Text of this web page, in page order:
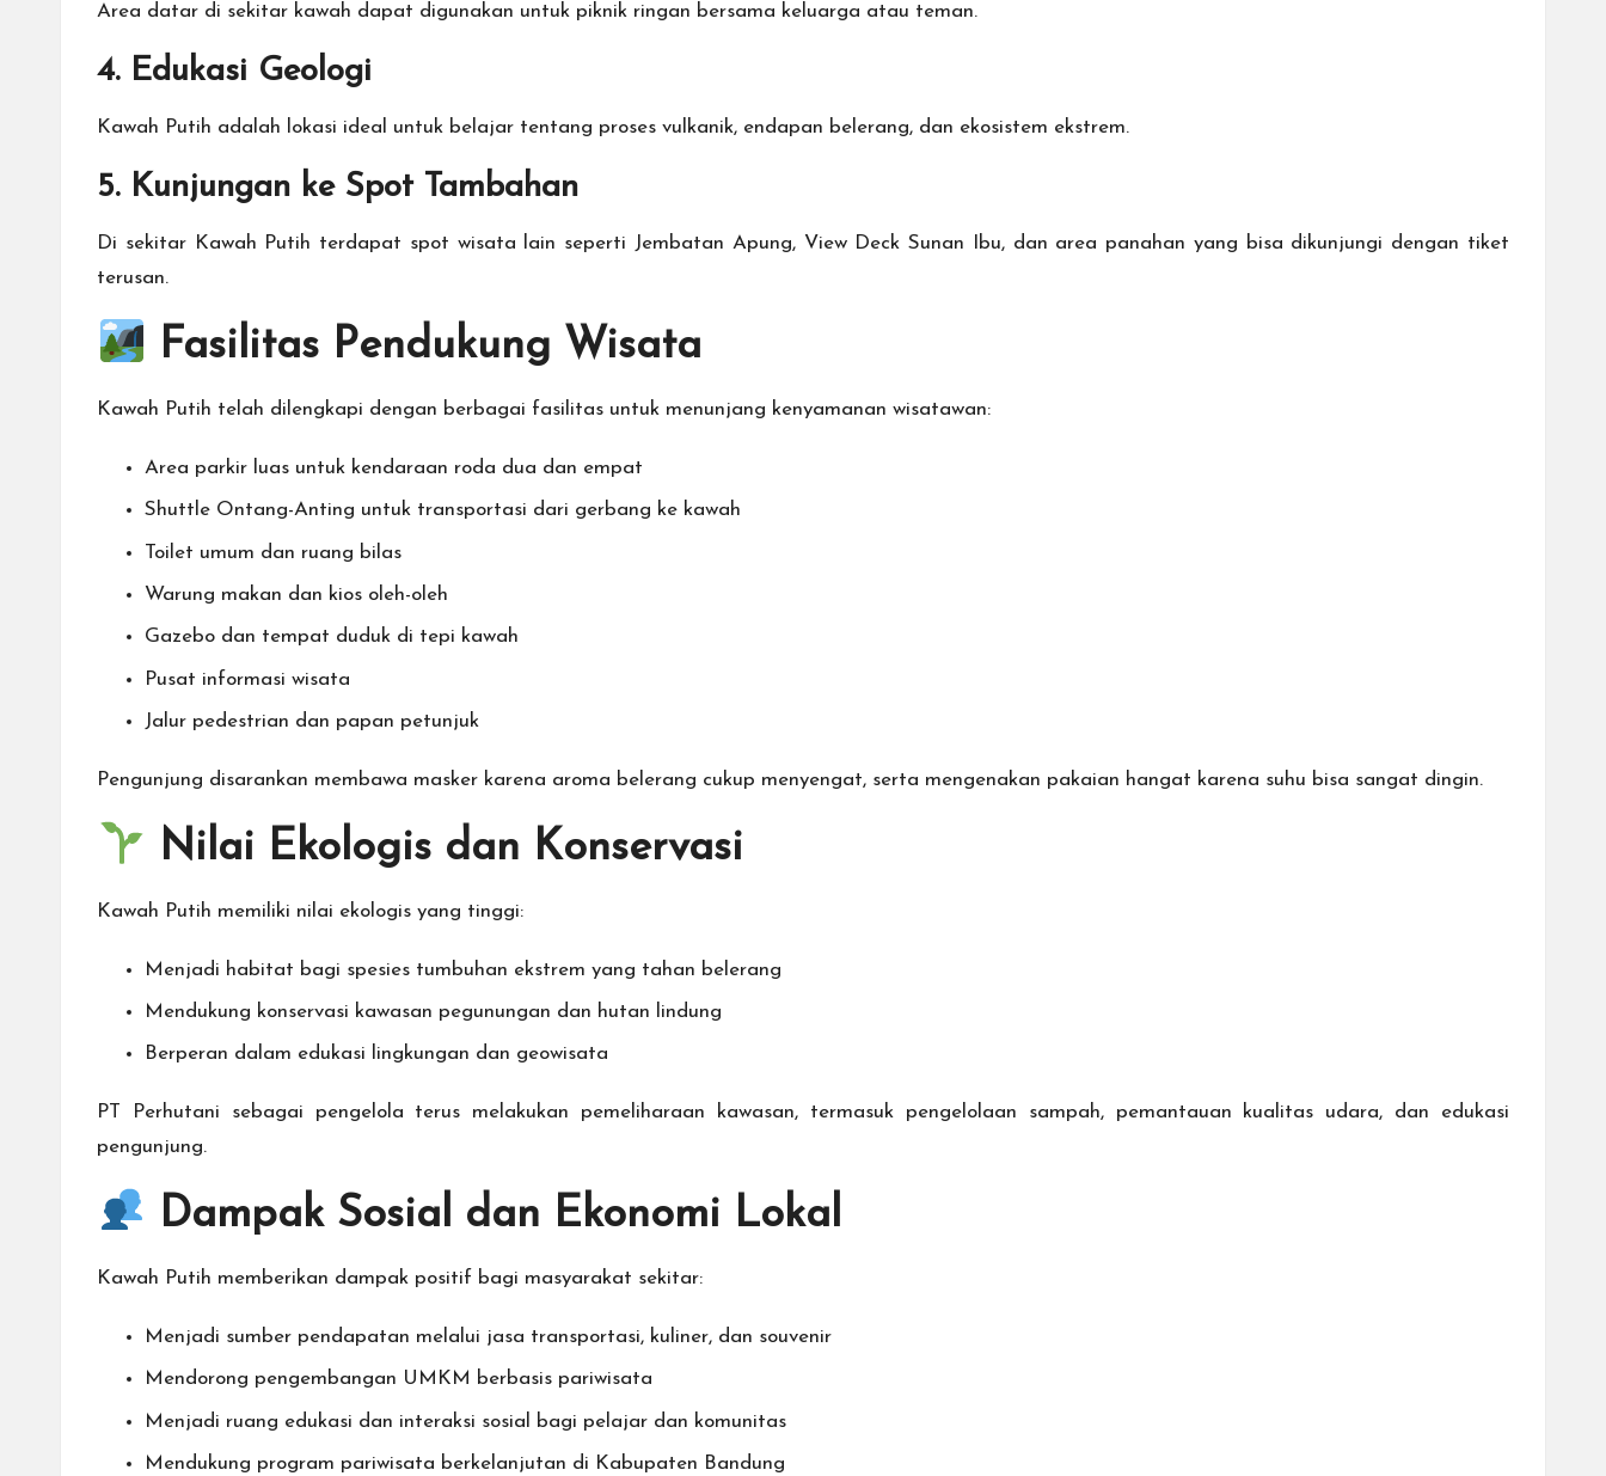
Area datar di sekitar kawah dapat digunakan untuk piknik ringan bersama keluarga atau teman.
4. Edukasi Geologi
Kawah Putih adalah lokasi ideal untuk belajar tentang proses vulkanik, endapan belerang, dan ekosistem ekstrem.
5. Kunjungan ke Spot Tambahan
Di sekitar Kawah Putih terdapat spot wisata lain seperti Jembatan Apung, View Deck Sunan Ibu, dan area panahan yang bisa dikunjungi dengan tiket
terusan.
Fasilitas Pendukung Wisata
Kawah Putih telah dilengkapi dengan berbagai fasilitas untuk menunjang kenyamanan wisatawan:
Area parkir luas untuk kendaraan roda dua dan empat
Shuttle Ontang-Anting untuk transportasi dari gerbang ke kawah
Toilet umum dan ruang bilas
Warung makan dan kios oleh-oleh
Gazebo dan tempat duduk di tepi kawah
Pusat informasi wisata
Jalur pedestrian dan papan petunjuk
Pengunjung disarankan membawa masker karena aroma belerang cukup menyengat, serta mengenakan pakaian hangat karena suhu bisa sangat dingin.
Nilai Ekologis dan Konservasi
Kawah Putih memiliki nilai ekologis yang tinggi:
Menjadi habitat bagi spesies tumbuhan ekstrem yang tahan belerang
Mendukung konservasi kawasan pegunungan dan hutan lindung
Berperan dalam edukasi lingkungan dan geowisata
PT Perhutani sebagai pengelola terus melakukan pemeliharaan kawasan, termasuk pengelolaan sampah, pemantauan kualitas udara, dan edukasi
pengunjung.
Dampak Sosial dan Ekonomi Lokal
Kawah Putih memberikan dampak positif bagi masyarakat sekitar:
Menjadi sumber pendapatan melalui jasa transportasi, kuliner, dan souvenir
Mendorong pengembangan UMKM berbasis pariwisata
Menjadi ruang edukasi dan interaksi sosial bagi pelajar dan komunitas
Mendukung program pariwisata berkelanjutan di Kabupaten Bandung